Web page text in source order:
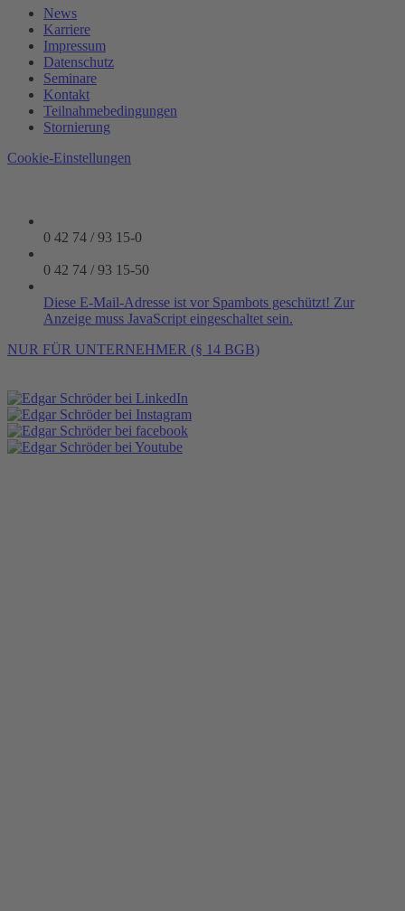
News
Karriere
Impressum
Datenschutz
Seminare
Kontakt
Teilnahmebedingungen
Stornierung
Cookie-Einstellungen
0 42 74 / 93 15-0
0 42 74 / 93 15-50
Diese E-Mail-Adresse ist vor Spambots geschützt! Zur
Anzeige muss JavaScript eingeschaltet sein.
NUR FÜR UNTERNEHMER (§ 14 BGB)